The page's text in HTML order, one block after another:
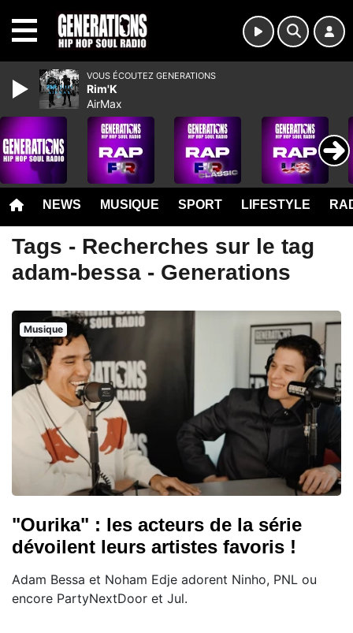
NEWS MUSIQUE SPORT LIFESTYLE
Tags - Recherches sur le tag
adam-bessa - Generations
Musique
"Ourika" : les acteurs de la série
dévoilent leurs artistes favoris !
Adam Bessa et Noham Edje adorent Ninho, PNL ou
encore PartyNextDoor et Jul.
VOUS ÉCOUTEZ GENERATIONS
Rim'K
AirMax